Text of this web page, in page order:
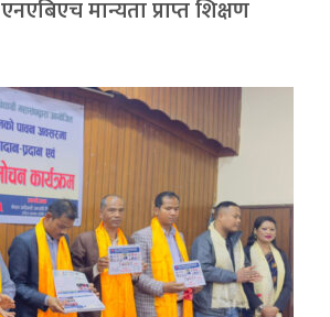
मान्यता प्राप्त शिक्षण